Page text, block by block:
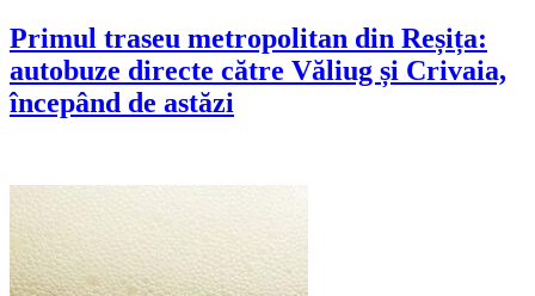
Primul traseu metropolitan din Reșița:
autobuze directe către Văliug și Crivaia,
începând de astăzi